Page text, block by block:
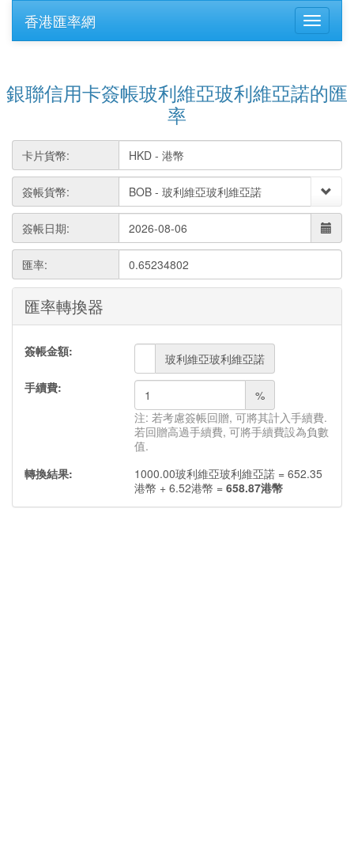
香港匯率網
銀聯信用卡簽帳玻利維亞玻利維亞諾的匯
率
卡片貨幣:
簽帳貨幣:
簽帳日期:
匯率: 0.65234802
匯率轉換器
簽帳金額:
玻利維亞玻利維亞諾
手續費:
%
注: 若考慮簽帳回贈, 可將其計入手續費.
若回贈高過手續費, 可將手續費設為負數
值.
轉換結果:
1000.00玻利維亞玻利維亞諾 = 652.35
港幣 + 6.52港幣 = 658.87港幣